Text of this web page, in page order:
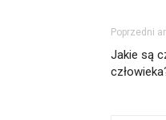
Poprzedni
Jakie są